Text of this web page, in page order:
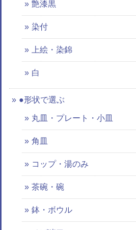
艶漆黒
染付
上絵・染錦
白
●形状で選ぶ
丸皿・プレート・小皿
角皿
コップ・湯のみ
茶碗・碗
鉢・ボウル